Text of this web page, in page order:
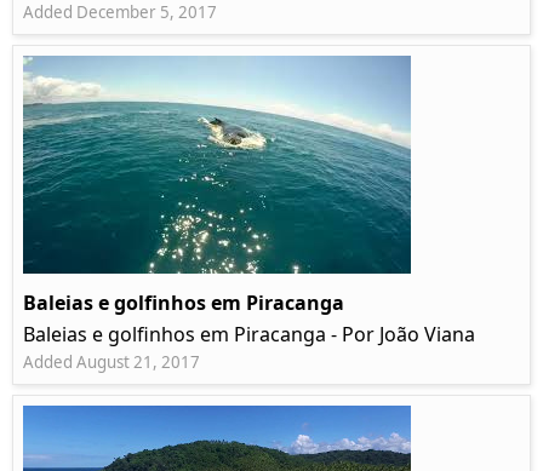
Added December 5, 2017
Baleias e golfinhos em Piracanga
Baleias e golfinhos em Piracanga - Por João Viana
Added August 21, 2017